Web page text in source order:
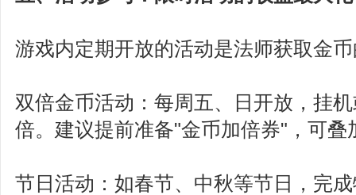
游戏内定期开放的活动是法师获取金
双倍金币活动：每周五、日开放，挂
倍。建议提前准备"金币加倍券"，可叠
节日活动：如春节、中秋等节日，完